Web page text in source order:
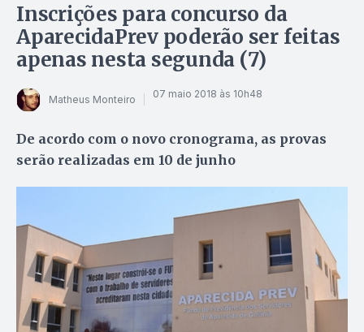
Inscrições para concurso da
AparecidaPrev poderão ser feitas
apenas nesta segunda (7)
Matheus Monteiro 07 maio 2018 às 10h48
De acordo com o novo cronograma, as provas
serão realizadas em 10 de junho